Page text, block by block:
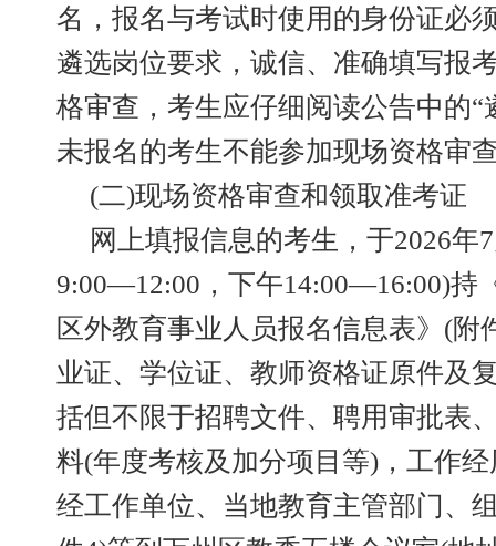
名，报名与考试时使用的身份证必
遴选岗位要求，诚信、准确填写报
格审查，考生应仔细阅读公告中的“
未报名的考生不能参加现场资格审
(二)现场资格审查和领取准考证
网上填报信息的考生，于2026年
9:00—12:00，下午14:00—16:00)持
区外教育事业人员报名信息表》(附
业证、学位证、教师资格证原件及
括但不限于招聘文件、聘用审批表
料(年度考核及加分项目等)，工作
经工作单位、当地教育主管部门、